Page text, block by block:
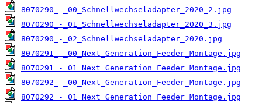
8070290_-_00_Schnellwechseladapter_2020_2.jpg
8070290_-_01_Schnellwechseladapter_2020_3.jpg
8070290_-_02_Schnellwechseladapter_2020.jpg
8070291_-_00_Next_Generation_Feeder_Montage.jpg
8070291_-_01_Next_Generation_Feeder_Montage.jpg
8070292_-_00_Next_Generation_Feeder_Montage.jpg
8070292_-_01_Next_Generation_Feeder_Montage.jpg